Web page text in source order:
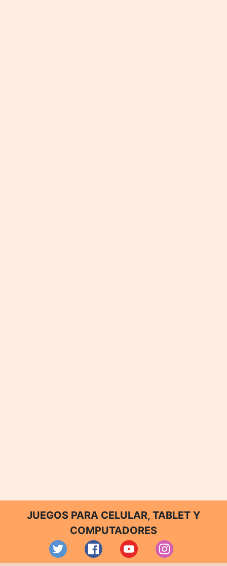
JUEGOS PARA CELULAR, TABLET Y
COMPUTADORES